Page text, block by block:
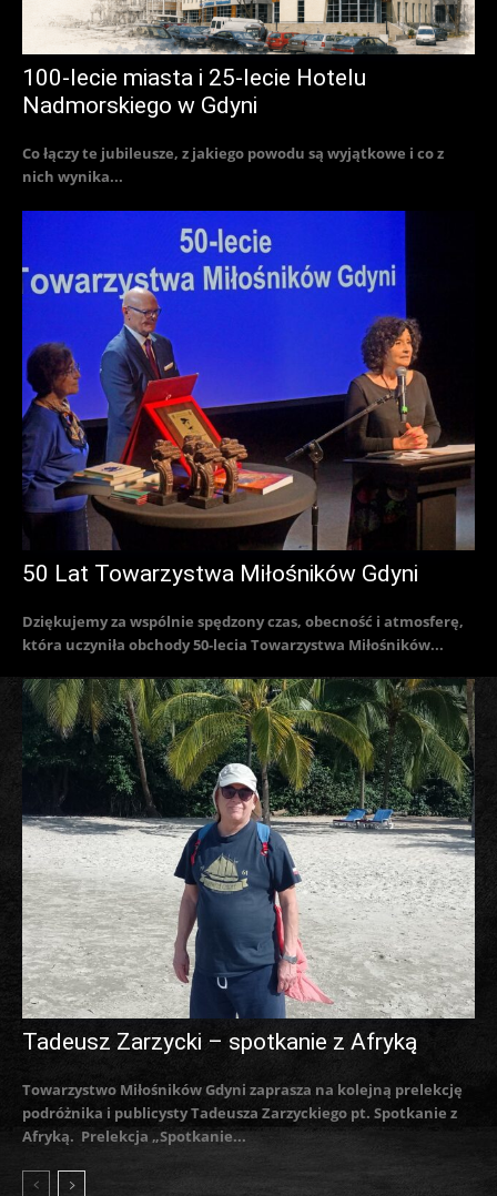
100-lecie miasta i 25-lecie Hotelu
Nadmorskiego w Gdyni
Co łączy te jubileusze, z jakiego powodu są wyjątkowe i co z
nich wynika...
50 Lat Towarzystwa Miłośników Gdyni
Dziękujemy za wspólnie spędzony czas, obecność i atmosferę,
która uczyniła obchody 50-lecia Towarzystwa Miłośników...
Tadeusz Zarzycki – spotkanie z Afryką
Towarzystwo Miłośników Gdyni zaprasza na kolejną prelekcję
podróżnika i publicysty Tadeusza Zarzyckiego pt. Spotkanie z
Afryką. Prelekcja „Spotkanie...